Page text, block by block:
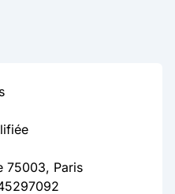
75003, Paris